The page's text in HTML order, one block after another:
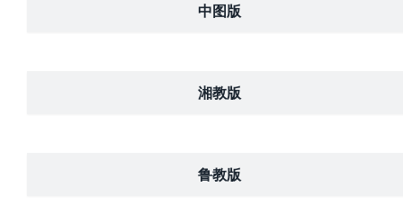
中图版
湘教版
鲁教版